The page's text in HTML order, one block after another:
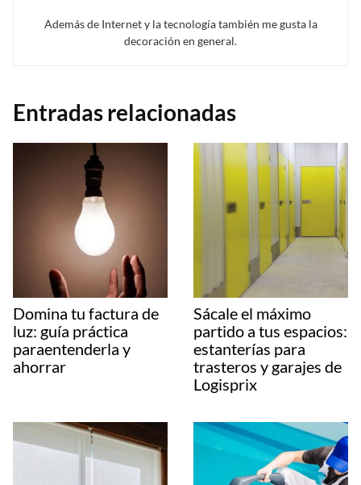
Además de Internet y la tecnología también me gusta la
decoración en general.
Entradas relacionadas
Domina tu factura de
luz: guía práctica
paraentenderla y
ahorrar
Sácale el máximo
partido a tus espacios:
estanterías para
trasteros y garajes de
Logisprix